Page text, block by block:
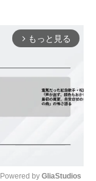
arrow_forward_ios もっと見る
Powered by GliaStudios